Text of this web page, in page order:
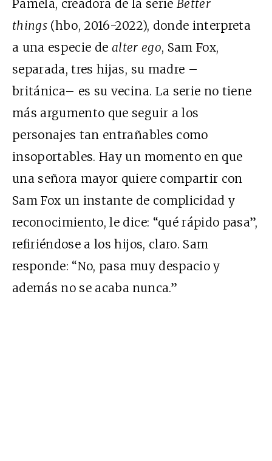
Pamela, creadora de la serie Better
things (hbo, 2016-2022), donde interpreta
a una especie de alter ego, Sam Fox,
separada, tres hijas, su madre –
británica– es su vecina. La serie no tiene
más argumento que seguir a los
personajes tan entrañables como
insoportables. Hay un momento en que
una señora mayor quiere compartir con
Sam Fox un instante de complicidad y
reconocimiento, le dice: “qué rápido pasa”,
refiriéndose a los hijos, claro. Sam
responde: “No, pasa muy despacio y
además no se acaba nunca.”